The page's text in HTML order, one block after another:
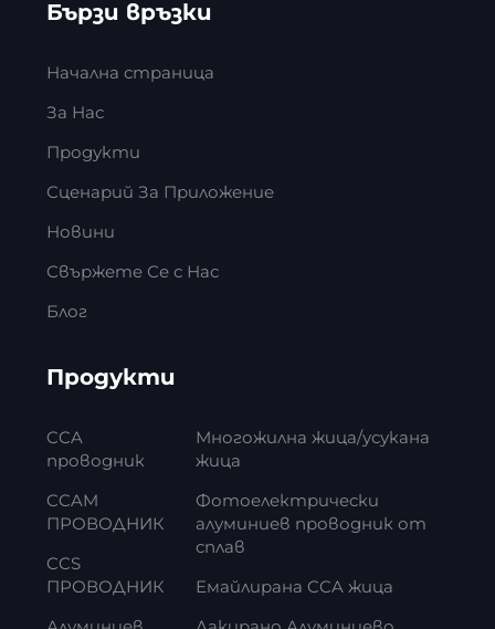
Бързи връзки
Начална страница
За Нас
Продукти
Сценарий За Приложение
Новини
Свържете Се с Нас
Блог
Продукти
CCA
проводник
CCAM
ПРОВОДНИК
CCS
ПРОВОДНИК
Многожилна жица/усукана
жица
Фотоелектрически
алуминиев проводник от
сплав
Емайлирана CCA жица